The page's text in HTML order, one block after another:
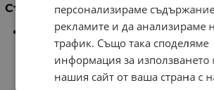
Съставки
Вода, Скуаланг, Глицерин,
(Butyrospermum Parkii), Олейл
семена на коноп, Глицерил
ацетат, Глицерил стеарат,
Екстракт от хайвер,
персонализираме
рекламите и да анализираме
трафик. Също така споделяме
информация за използването
нашия сайт от ваша страна с